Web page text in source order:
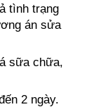
tình trạng
án sửa
sữa chữa,
2 ngày.